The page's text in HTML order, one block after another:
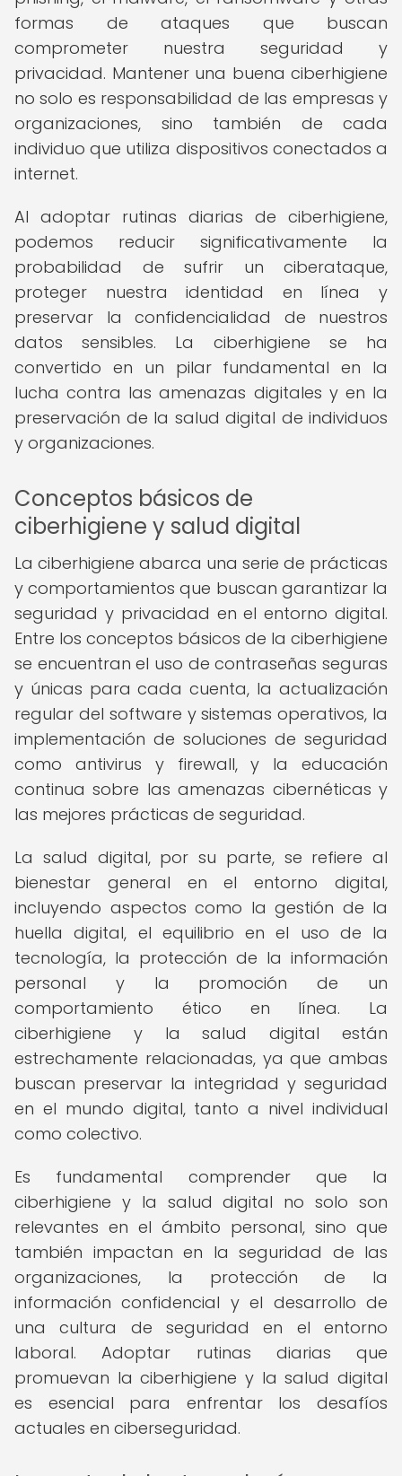
formas de ataques que buscan
comprometer nuestra seguridad y
privacidad. Mantener una buena ciberhigiene
no solo es responsabilidad de las empresas y
organizaciones, sino también de cada
individuo que utiliza dispositivos conectados a
internet.
Al adoptar rutinas diarias de ciberhigiene,
podemos reducir significativamente la
probabilidad de sufrir un ciberataque,
proteger nuestra identidad en línea y
preservar la confidencialidad de nuestros
datos sensibles. La ciberhigiene se ha
convertido en un pilar fundamental en la
lucha contra las amenazas digitales y en la
preservación de la salud digital de individuos
y organizaciones.
Conceptos básicos de
ciberhigiene y salud digital
La ciberhigiene abarca una serie de prácticas
y comportamientos que buscan garantizar la
seguridad y privacidad en el entorno digital.
Entre los conceptos básicos de la ciberhigiene
se encuentran el uso de contraseñas seguras
y únicas para cada cuenta, la actualización
regular del software y sistemas operativos, la
implementación de soluciones de seguridad
como antivirus y firewall, y la educación
continua sobre las amenazas cibernéticas y
las mejores prácticas de seguridad.
La salud digital, por su parte, se refiere al
bienestar general en el entorno digital,
incluyendo aspectos como la gestión de la
huella digital, el equilibrio en el uso de la
tecnología, la protección de la información
personal y la promoción de un
comportamiento ético en línea. La
ciberhigiene y la salud digital están
estrechamente relacionadas, ya que ambas
buscan preservar la integridad y seguridad
en el mundo digital, tanto a nivel individual
como colectivo.
Es fundamental comprender que la
ciberhigiene y la salud digital no solo son
relevantes en el ámbito personal, sino que
también impactan en la seguridad de las
organizaciones, la protección de la
información confidencial y el desarrollo de
una cultura de seguridad en el entorno
laboral. Adoptar rutinas diarias que
promuevan la ciberhigiene y la salud digital
es esencial para enfrentar los desafíos
actuales en ciberseguridad.